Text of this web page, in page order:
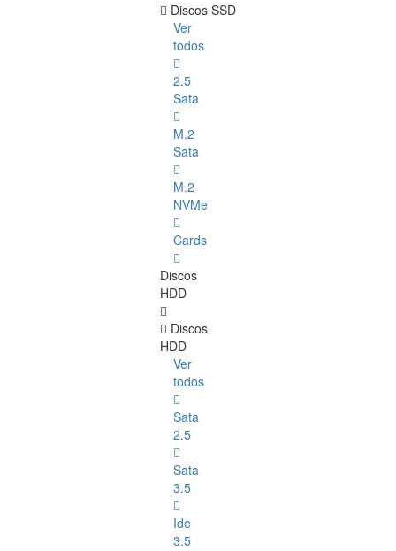
Discos SSD
Ver
todos
2.5
Sata
M.2
Sata
M.2
NVMe
Cards
Discos
HDD
Discos
HDD
Ver
todos
Sata
2.5
Sata
3.5
Ide
3.5